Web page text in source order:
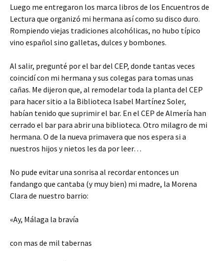
Luego me entregaron los marca libros de los Encuentros de
Lectura que organizó mi hermana así como su disco duro.
Rompiendo viejas tradiciones alcohólicas, no hubo típico
vino español sino galletas, dulces y bombones.
Al salir, pregunté por el bar del CEP, donde tantas veces
coincidí con mi hermana y sus colegas para tomas unas
cañas. Me dijeron que, al remodelar toda la planta del CEP
para hacer sitio a la Biblioteca Isabel Martínez Soler,
habían tenido que suprimir el bar. En el CEP de Almería han
cerrado el bar para abrir una biblioteca. Otro milagro de mi
hermana. O de la nueva primavera que nos espera si a
nuestros hijos y nietos les da por leer…
No pude evitar una sonrisa al recordar entonces un
fandango que cantaba (y muy bien) mi madre, la Morena
Clara de nuestro barrio:
«Ay, Málaga la bravía
con mas de mil tabernas